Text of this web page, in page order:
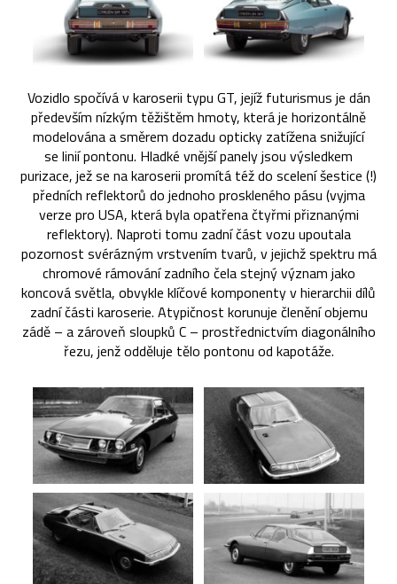
Vozidlo spočívá v karoserii typu GT, jejíž futurismus je dán
především nízkým těžištěm hmoty, která je horizontálně
modelována a směrem dozadu opticky zatížena snižující
se linií pontonu. Hladké vnější panely jsou výsledkem
purizace, jež se na karoserii promítá též do scelení šestice (!)
předních reflektorů do jednoho proskleného pásu (vyjma
verze pro USA, která byla opatřena čtyřmi přiznanými
reflektory). Naproti tomu zadní část vozu upoutala
pozornost svérázným vrstvením tvarů, v jejichž spektru má
chromové rámování zadního čela stejný význam jako
koncová světla, obvykle klíčové komponenty v hierarchii dílů
zadní části karoserie. Atypičnost korunuje členění objemu
zádě – a zároveň sloupků C – prostřednictvím diagonálního
řezu, jenž odděluje tělo pontonu od kapotáže.